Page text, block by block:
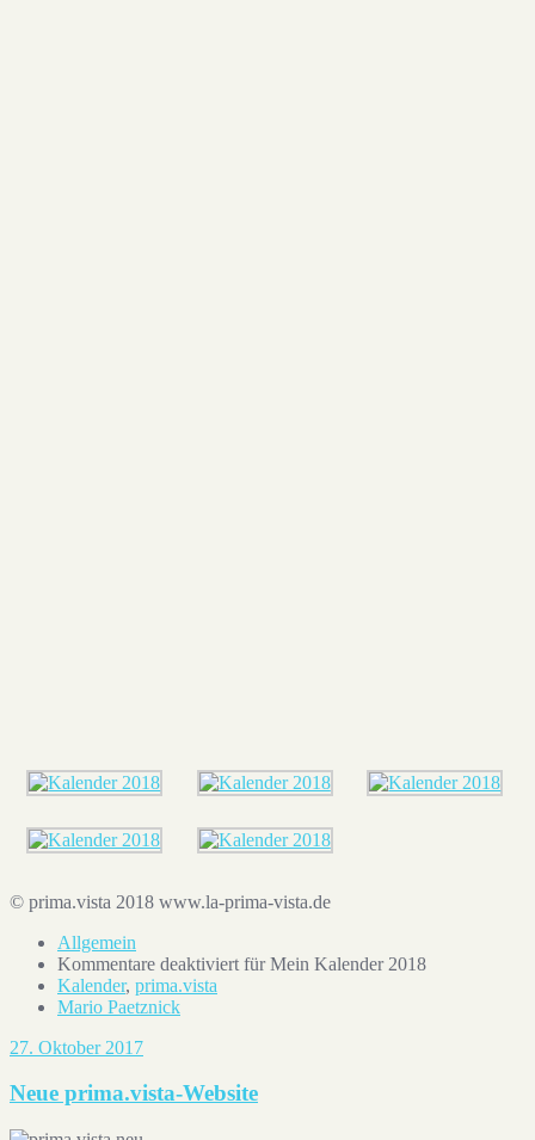
© prima.vista 2018 www.la-prima-vista.de
Allgemein
Kommentare deaktiviert für Mein Kalender 2018
Kalender, prima.vista
Mario Paetznick
27. Oktober 2017
Neue prima.vista-Website